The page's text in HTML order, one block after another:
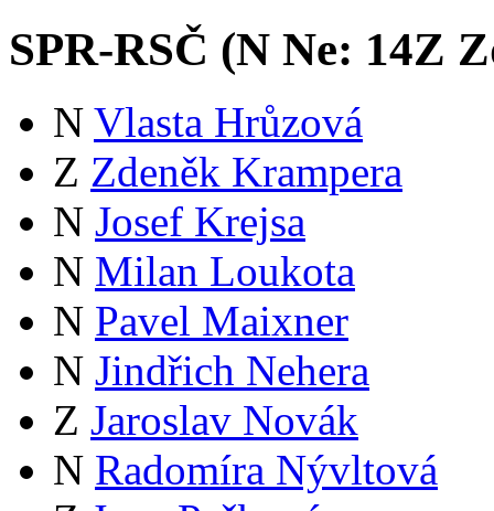
SPR-RSČ (N Ne: 14Z
N Vlasta Hrůzová
Z Zdeněk Krampera
N Josef Krejsa
N Milan Loukota
N Pavel Maixner
N Jindřich Nehera
Z Jaroslav Novák
N Radomíra Nývltová